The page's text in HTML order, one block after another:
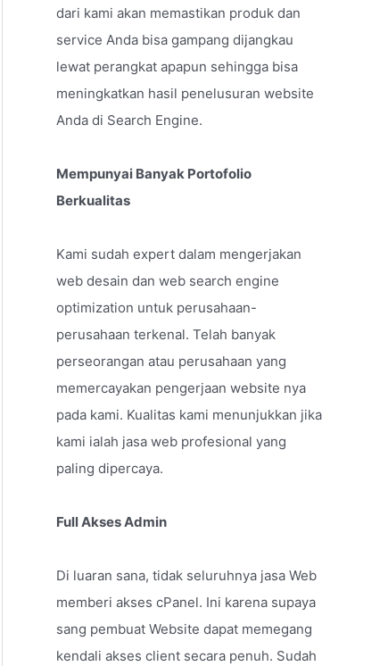
dari kami akan memastikan produk dan
service Anda bisa gampang dijangkau
lewat perangkat apapun sehingga bisa
meningkatkan hasil penelusuran website
Anda di Search Engine.
Mempunyai Banyak Portofolio
Berkualitas
Kami sudah expert dalam mengerjakan
web desain dan web search engine
optimization untuk perusahaan-
perusahaan terkenal. Telah banyak
perseorangan atau perusahaan yang
memercayakan pengerjaan website nya
pada kami. Kualitas kami menunjukkan jika
kami ialah jasa web profesional yang
paling dipercaya.
Full Akses Admin
Di luaran sana, tidak seluruhnya jasa Web
memberi akses cPanel. Ini karena supaya
sang pembuat Website dapat memegang
kendali akses client secara penuh. Sudah